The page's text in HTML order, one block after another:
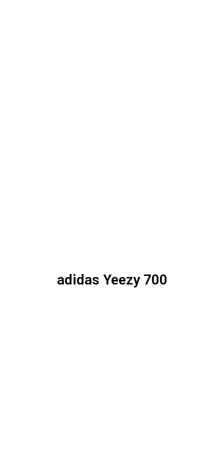
adidas Yeezy 700